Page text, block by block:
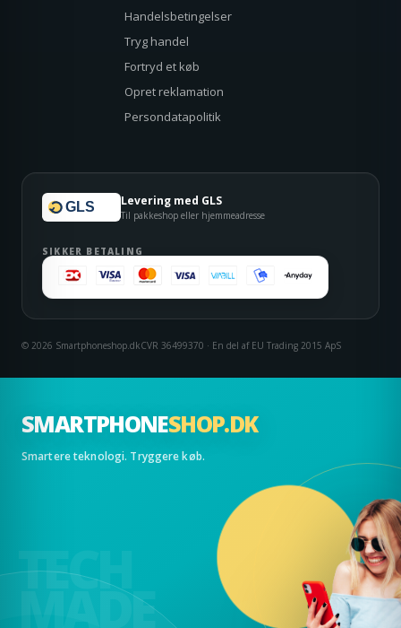
SMARTPHONESHOP.DK
Smartere teknologi. Tryggere køb.
TECH
MADE
Handelsbetingelser
Tryg handel
Fortryd et køb
Opret reklamation
Persondatapolitik
GLS Levering med GLS
Til pakkeshop eller hjemmeadresse
SIKKER BETALING
© 2026 Smartphoneshop.dkCVR 36499370 · En del af EU Trading 2015 ApS